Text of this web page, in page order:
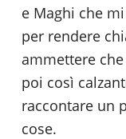
e Maghi che
per rendere
ammettere
poi così
raccontare un
cose.